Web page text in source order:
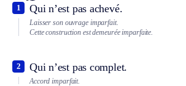
Qui n’est pas achevé.
1
Laisser son ouvrage imparfait.
Cette construction est demeurée imparfaite.
Qui n’est pas complet.
2
Accord imparfait.